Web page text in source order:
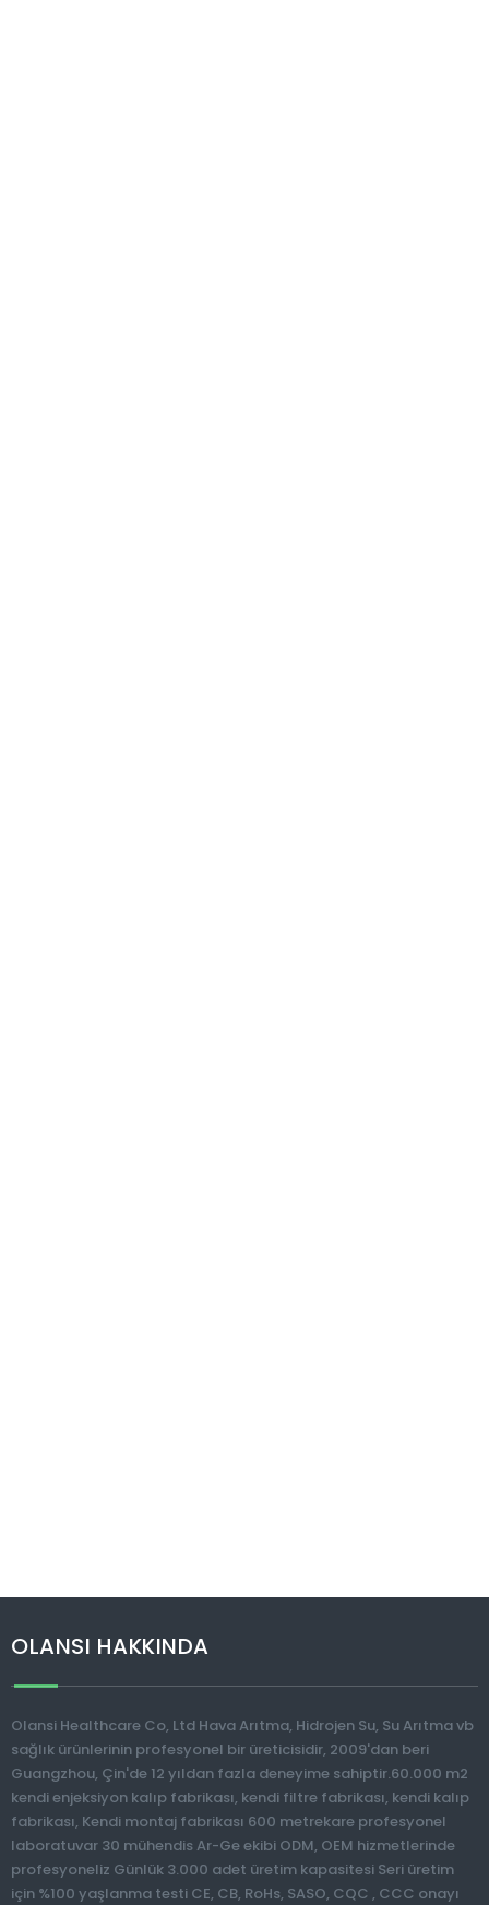
OLANSI HAKKINDA
Olansi Healthcare Co, Ltd Hava Arıtma, Hidrojen Su, Su Arıtma vb
sağlık ürünlerinin profesyonel bir üreticisidir, 2009'dan beri
Guangzhou, Çin'de 12 yıldan fazla deneyime sahiptir.60.000 m2
kendi enjeksiyon kalıp fabrikası, kendi filtre fabrikası, kendi kalıp
fabrikası, Kendi montaj fabrikası 600 metrekare profesyonel
laboratuvar 30 mühendis Ar-Ge ekibi ODM, OEM hizmetlerinde
profesyoneliz Günlük 3.000 adet üretim kapasitesi Seri üretim
için %100 yaşlanma testi CE, CB, RoHs, SASO, CQC , CCC onayı